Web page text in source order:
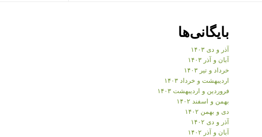
بایگانی‌ها
آذر و دی ۱۴۰۳
آبان و آذر ۱۴۰۳
خرداد و تیر ۱۴۰۳
اردیبهشت و خرداد ۱۴۰۳
فروردین و اردیبهشت ۱۴۰۳
بهمن و اسفند ۱۴۰۲
دی و بهمن ۱۴۰۲
آذر و دی ۱۴۰۲
آبان و آذر ۱۴۰۲